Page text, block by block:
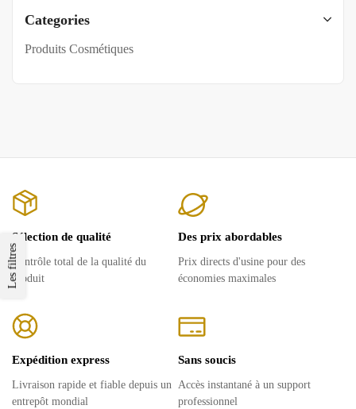
Categories
Produits Cosmétiques
Les filtres
Sélection de qualité
Contrôle total de la qualité du
produit
Des prix abordables
Prix ​​directs d'usine pour des
économies maximales
Expédition express
Livraison rapide et fiable depuis un
entrepôt mondial
Sans soucis
Accès instantané à un support
professionnel